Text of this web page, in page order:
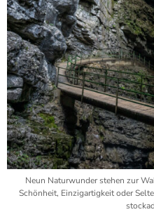
Neun Naturwunder stehen zur
Schönheit, Einzigartigkeit oder